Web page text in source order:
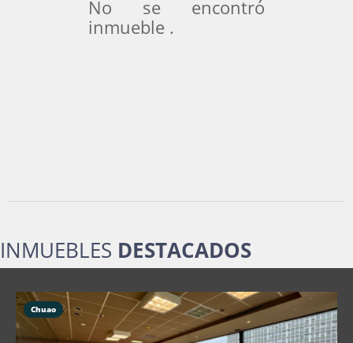
No se encontró
inmueble .
INMUEBLES DESTACADOS
Chuao